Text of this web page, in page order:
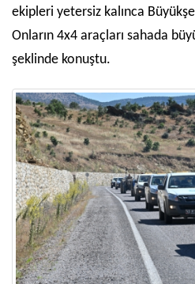
ekipleri yetersiz kalınca
Onların 4x4 araçları sahada
şeklinde konuştu.